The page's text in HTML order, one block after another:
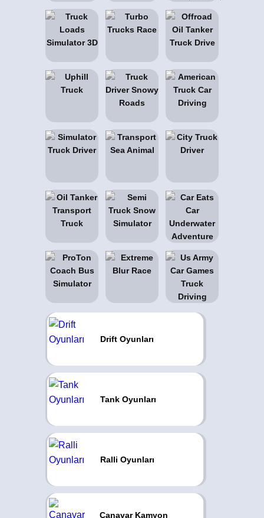
Drift Oyunları
Tank Oyunları
Ralli Oyunları
Canavar Kamyon